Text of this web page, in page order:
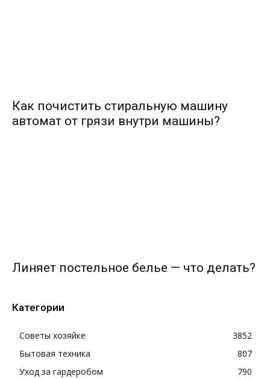
Как почистить стиральную машину
автомат от грязи внутри машины?
Линяет постельное белье — что делать?
Категории
Советы хозяйке
3852
Бытовая техника
807
Уход за гардеробом
790